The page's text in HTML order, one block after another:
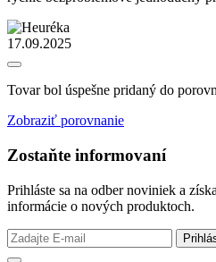
17.09.2025
Tovar bol úspešne pridaný do
Zobraziť porovnanie
Zostaňte informovaní
Prihláste sa na odber noviniek a
informácie o nových produktoch.